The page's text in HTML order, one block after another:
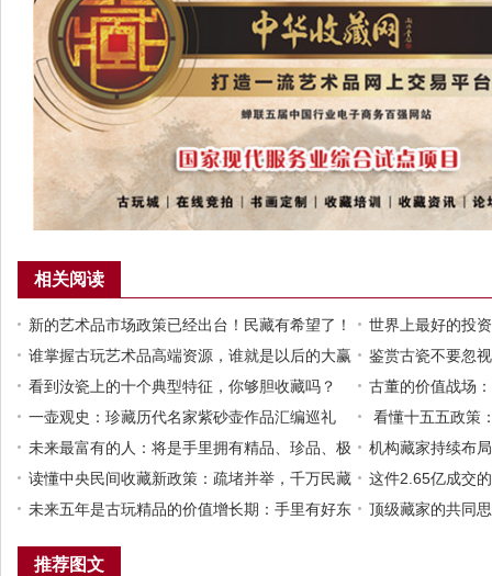
相关阅读
新的艺术品市场政策已经出台！民藏有希望了！
世界上最好的投
品！艺术品这座
谁掌握古玩艺术品高端资源，谁就是以后的大赢
家​！
鉴赏古瓷不要忽
教纹饰是如何表
看到汝瓷上的十个典型特征，你够胆收藏吗？
古董的价值战场
一壶观史：珍藏历代名家紫砂壶作品汇编巡礼
看懂十五五政策
配置
未来最富有的人：将是手里拥有精品、珍品、极
品的那些古玩收藏家！
机构藏家持续布
阵地
读懂中央民间收藏新政策：疏堵并举，千万民藏
迎来规范化新阶段
这件2.65亿成交
行情，硬通货就
未来五年是古玩精品的价值增长期：手里有好东
顶级藏家的共同
推荐图文